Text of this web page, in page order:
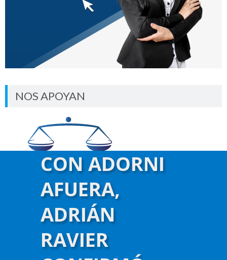
NOS APOYAN
CON ADORNI
AFUERA,
ADRIÁN
RAVIER